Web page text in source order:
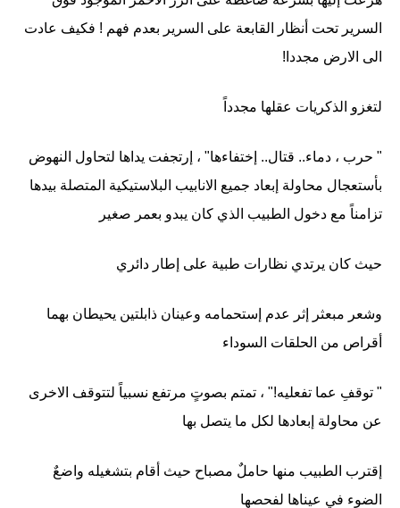
السرير تحت أنظار القابعة على السرير بعدم فهم ! فكيف عادت
الى الارض مجددا!
لتغزو الذكريات عقلها مجدداً
" حرب ، دماء.. قتال.. إختفاءها" ، إرتجفت يداها لتحاول النهوض
بأستعجال محاولة إبعاد جميع الانابيب البلاستيكية المتصلة بيدها
تزامناً مع دخول الطبيب الذي كان يبدو بعمر صغير
حيث كان يرتدي نظارات طبية على إطار دائري
وشعر مبعثر إثر عدم إستحمامه وعينان ذابلتين يحيطان بهما
أقراص من الحلقات السوداء
" توقفِ عما تفعليه!" ، تمتم بصوتٍ مرتفع نسبياً لتتوقف الاخرى
عن محاولة إبعادها لكل ما يتصل بها
إقترب الطبيب منها حاملٌ مصباح حيث أقام بتشغيله واضعٌ
الضوء في عيناها لفحصها